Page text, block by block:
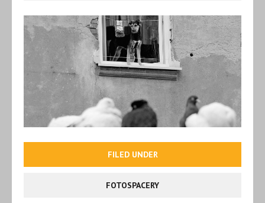
FILED UNDER
FOTOSPACERY